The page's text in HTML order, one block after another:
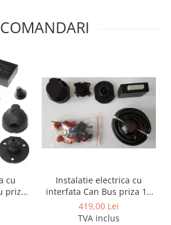
cu
priza
Instalatie electrica cu
interfata Can Bus priza 13
pini - 8 pini activi
419,00 Lei
TVA inclus